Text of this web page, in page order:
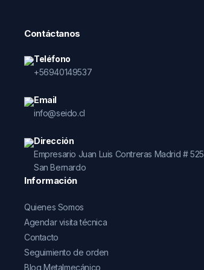
Contáctanos
Teléfono
+56940149537
Email
info@seido.cl
Dirección
Empresario Juan Luis Contreras Madrid # 525
San Bernardo
Información
Quienes Somos
Agendar visita técnica
Contacto
Seguimiento de orden
Blog Metalmecánico